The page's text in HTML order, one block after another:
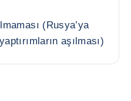
(Rusya’ya
aşılması)